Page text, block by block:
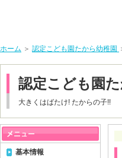
ホーム ＞ 認定こども園たから幼稚園
認定こども園
大きくはばたけ! たからの子!!
基本情報